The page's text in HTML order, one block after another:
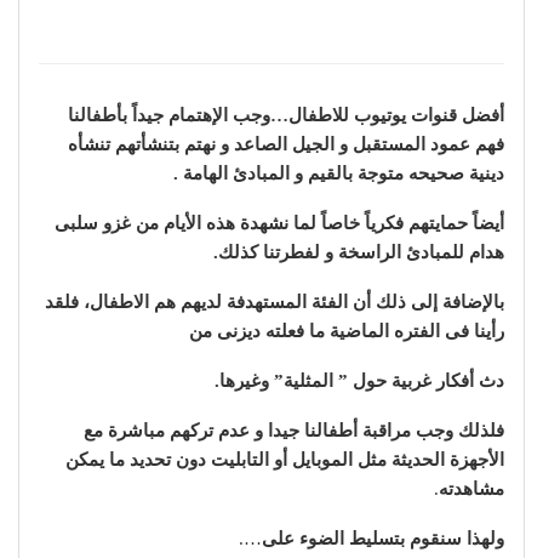
أفضل قنوات يوتيوب للاطفال…وجب الإهتمام جيداً بأطفالنا
فهم عمود المستقبل و الجيل الصاعد و نهتم بتنشأتهم تنشأه
دينية صحيحه متوجة بالقيم و المبادئ الهامة .
أيضاً حمايتهم فكرياً خاصاً لما نشهدة هذه الأيام من غزو سلبى
هدام للمبادئ الراسخة و لفطرتنا كذلك.
بالإضافة إلى ذلك أن الفئة المستهدفة لديهم هم الاطفال، فلقد
رأينا فى الفتره الماضية ما فعلته ديزنى من
دث أفكار غربية حول ” المثلية” وغيرها.
فلذلك وجب مراقبة أطفالنا جيدا و عدم تركهم مباشرة مع
الأجهزة الحديثة مثل الموبايل أو التابليت دون تحديد ما يمكن
مشاهدته.
ولهذا سنقوم بتسليط الضوء على….